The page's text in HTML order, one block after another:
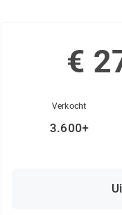
€
Verkocht
3.600+